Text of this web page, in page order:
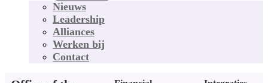
Nieuws
Leadership
Alliances
Werken bij
Contact